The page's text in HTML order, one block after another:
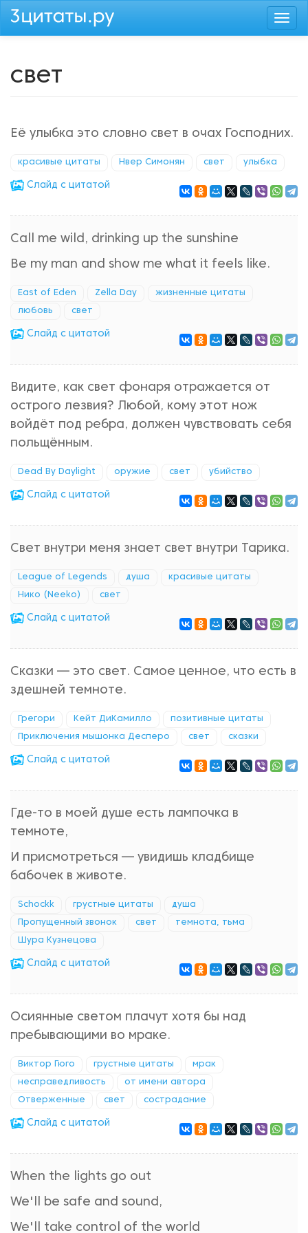
Перейти
свет
Её улыбка это словно свет в очах Господних.
красивые цитаты Нвер Симонян свет улыбка
Cлайд с цитатой
Call me wild, drinking up the sunshine
Be my man and show me what it feels like.
East of Eden Zella Day жизненные цитаты
любовь свет
Cлайд с цитатой
Видите, как свет фонаря отражается от
острого лезвия? Любой, кому этот нож
войдёт под ребра, должен чувствовать себя
польщённым.
Dead By Daylight оружие свет убийство
Cлайд с цитатой
Свет внутри меня знает свет внутри Тарика.
League of Legends душа красивые цитаты
Нико (Neeko) свет
Cлайд с цитатой
Сказки — это свет. Самое ценное, что есть в
здешней темноте.
Грегори Кейт ДиКамилло позитивные цитаты
Приключения мышонка Десперо свет сказки
Cлайд с цитатой
Где-то в моей душе есть лампочка в
темноте,
И присмотреться — увидишь кладбище
бабочек в животе.
Schockk грустные цитаты душа
Пропущенный звонок свет темнота, тьма
Шура Кузнецова
Cлайд с цитатой
Осиянные светом плачут хотя бы над
пребывающими во мраке.
Виктор Гюго грустные цитаты мрак
несправедливость от имени автора
Отверженные свет сострадание
Cлайд с цитатой
When the lights go out
We'll be safe and sound,
We'll take control of the world